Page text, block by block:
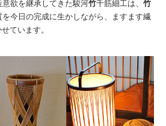
欲を継承してきた駿河竹千筋細工は、 竹
今日の完成に生かしながら、ますます繊
ています。